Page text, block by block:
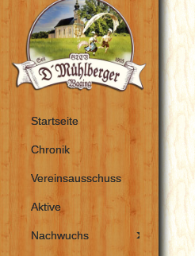
Startseite
Chronik
Vereinsausschuss
Aktive
Nachwuchs